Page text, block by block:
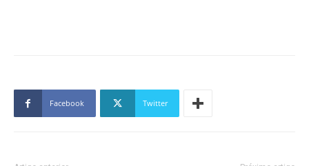
Facebook Twitter